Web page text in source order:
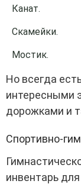
Канат.
Скамейки.
Мостик.
Но всегда
интересными
дорожками и
Спортивно-
инвентарь